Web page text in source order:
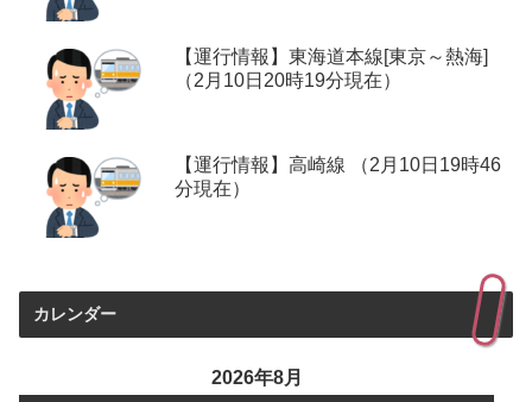
【運行情報】東海道本線[東京～熱海]
（2月10日20時19分現在）
【運行情報】高崎線 （2月10日19時46
分現在）
カレンダー
2026年8月